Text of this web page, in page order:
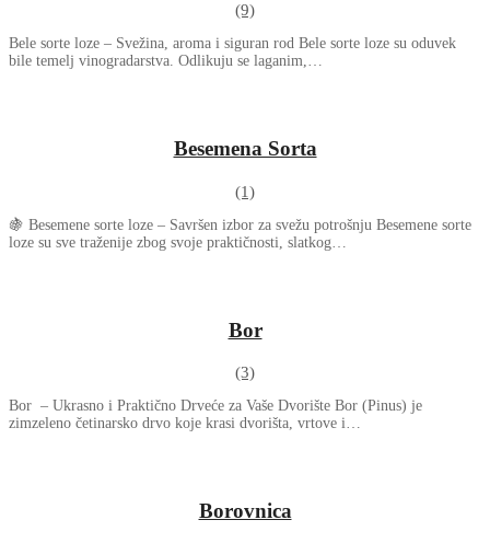
(9)
Bele sorte loze – Svežina, aroma i siguran rod Bele sorte loze su oduvek
bile temelj vinogradarstva. Odlikuju se laganim,…
Besemena Sorta
(1)
🍇 Besemene sorte loze – Savršen izbor za svežu potrošnju Besemene sorte
loze su sve traženije zbog svoje praktičnosti, slatkog…
Bor
(3)
Bor – Ukrasno i Praktično Drveće za Vaše Dvorište Bor (Pinus) je
zimzeleno četinarsko drvo koje krasi dvorišta, vrtove i…
Borovnica